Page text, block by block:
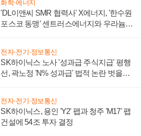
화학·에너지
'DL이앤씨 SMR 협력사' X에너지, '한수원
포스코 동맹' 센트러스에너지와 우라늄
전자·전기·정보통신
SK하이닉스 노사 '성과급 주식지급' 평행
선, 곽노정 'N% 성과급' 법적 논란 벗을지
전자·전기·정보통신
SK하이닉스, 용인 'Y2' 팹과 청주 'M17' 팹
건설에 54조 투자 결정